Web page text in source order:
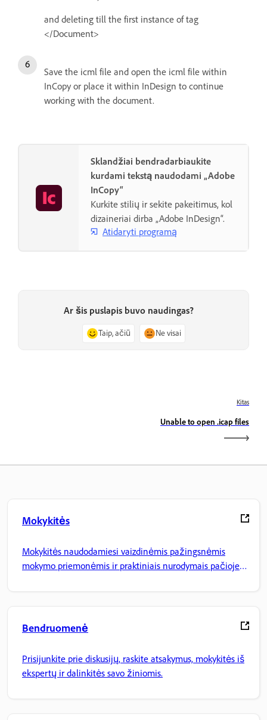
and deleting till the first instance of tag
</Document>
Save the icml file and open the icml file within
InCopy or place it within InDesign to continue
working with the document.
Sklandžiai bendradarbiaukite
kurdami tekstą naudodami „Adobe
InCopy“
Kurkite stilių ir sekite pakeitimus, kol
dizaineriai dirba „Adobe InDesign“.
Atidaryti programą
Ar šis puslapis buvo naudingas?
Taip, ačiū Ne visai
Kitas
Unable to open .icap files
Mokykitės
Mokykitės naudodamiesi vaizdinėmis pažingsnėmis
mokymo priemonėmis ir praktiniais nurodymais pačioje
Bendruomenė
Prisijunkite prie diskusijų, raskite atsakymus, mokykitės iš
ekspertų ir dalinkitės savo žiniomis.